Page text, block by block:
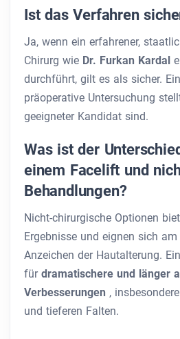
Ist das Verfahren
Ja, wenn ein erfahrener,
Chirurg wie Dr. Furkan Kardal
durchführt, gilt es als sicher.
präoperative Untersuchung
geeigneter Kandidat sind.
Was ist der
einem Facelift und
Behandlungen?
Nicht-chirurgische Optionen
Ergebnisse und eignen sich
Anzeichen der Hautalterung.
für dramatischere und länger
Verbesserungen ,
und tieferen Falten.